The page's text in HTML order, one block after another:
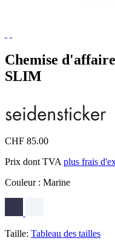
Chemise
SLIM
CHF 85.00
Prix dont TVA plus frais
Couleur : Marine
Taille: Tableau des tailles